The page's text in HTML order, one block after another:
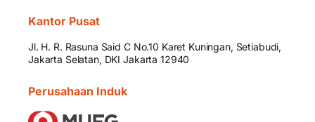
Kantor Pusat
Jl. H. R. Rasuna Said C No.10 Karet Kuningan, Setiabudi,
Jakarta Selatan, DKI Jakarta 12940
Perusahaan Induk